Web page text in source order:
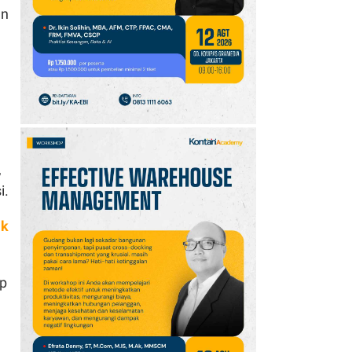
Payung!
10 Simak Prakiraan Cuaca
Jawa Barat Kamis (6/8):
Waspada Hujan Ringan
di 3 Wilayah